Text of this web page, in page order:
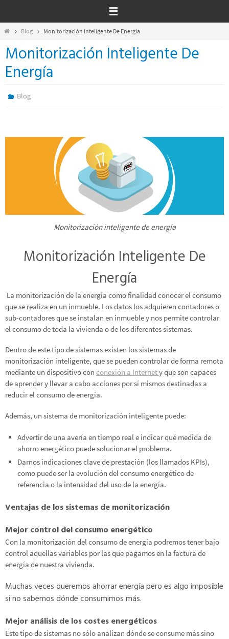
contenido
InicioBlog Monitorización Inteligente De Energía
Monitorización Inteligente De
Energía
Blog
Monitorización inteligente de energía
Monitorización Inteligente De
Energía
La monitorización de la energía como finalidad conocer el consumo
que se realiza en un inmueble. Los datos los adquieren contadores o
sub-contadores que se instalan en inmueble y nos permite controlar
el consumo de toda la vivienda o de los diferentes sistemas.
Dentro de este tipo de sistemas existen los sistemas de
monitorización inteligente, que se pueden controlar de forma remota
mediante un dispositivo con conexión a Internety que son capaces
de aprender y llevar a cabo acciones por sí mismos destinadas a
reducir el consumo de energía.
Además, un sistema de monitorización inteligente puede:
Advertir de una avería en tiempo real e indicar qué medida de
ahorro energético puede solucionar el problema.
Darnos indicaciones clave de prestación (los llamados KPIs),
como puede ser la evolución del consumo energético de
referencia o la intensidad del uso de la energía.
Ventajas de los sistemas de monitorización
Mejor control del consumo energético
Con la monitorización del consumo de energía podremos tener bajo
control aquellas variables por las que pagamos en la factura de
energía de nuestra vivienda.
Muchas veces queremos ahorrar energía pero es algo imposible
si no sabemos dónde consumimos más.
Mejor análisis de los costes energéticos
Este tipo de sistemas no sólo analizan dónde se consume más sino